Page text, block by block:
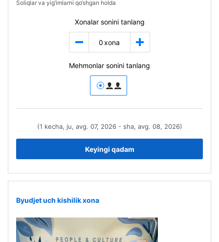
Soliqlar va yig‘imlarni qo‘shgan holda
Xonalar sonini tanlang
0 xona
Mehmonlar sonini tanlang
(1 kecha, ju, avg. 07, 2026 - sha, avg. 08, 2026)
Keyingi qadam
Byudjet uch kishilik xona